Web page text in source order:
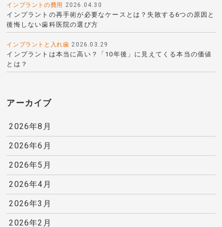
インプラントの費用 2026.04.30
インプラントの再手術が必要なケースとは？失敗する6つの原因と
後悔しない歯科医院の選び方
インプラントと入れ歯 2026.03.29
インプラントは本当に高い？「10年後」に見えてくる本当の価値
とは？
アーカイブ
2026年8月
2026年6月
2026年5月
2026年4月
2026年3月
2026年2月